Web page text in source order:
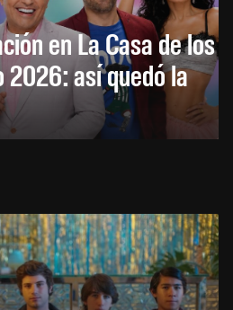
en La Casa de los
2026: así quedó la